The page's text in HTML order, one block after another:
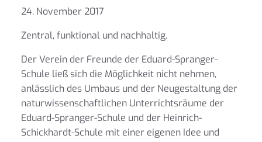
24. November 2017
Zentral, funktional und nachhaltig.
Der Verein der Freunde der Eduard-Spranger-
Schule ließ sich die Möglichkeit nicht nehmen,
anlässlich des Umbaus und der Neugestaltung der
naturwissenschaftlichen Unterrichtsräume der
Eduard-Spranger-Schule und der Heinrich-
Schickhardt-Schule mit einer eigenen Idee und